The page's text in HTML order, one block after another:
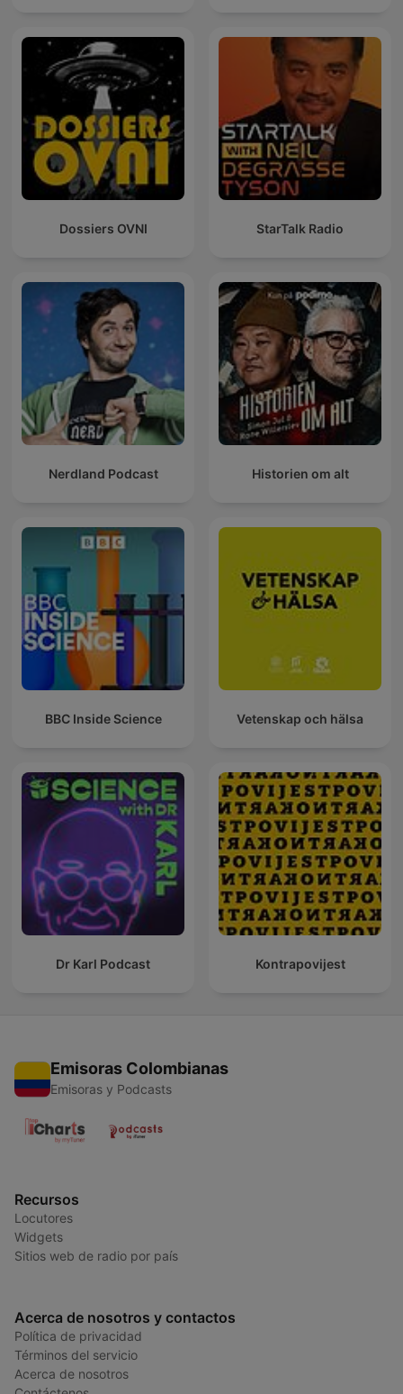
Dossiers OVNI StarTalk Radio
Nerdland Podcast Historien om alt
BBC Inside Science Vetenskap och hälsa
Dr Karl Podcast Kontrapovijest
Emisoras Colombianas
Emisoras y Podcasts
Recursos
Locutores
Widgets
Sitios web de radio por país
Acerca de nosotros y contactos
Política de privacidad
Términos del servicio
Acerca de nosotros